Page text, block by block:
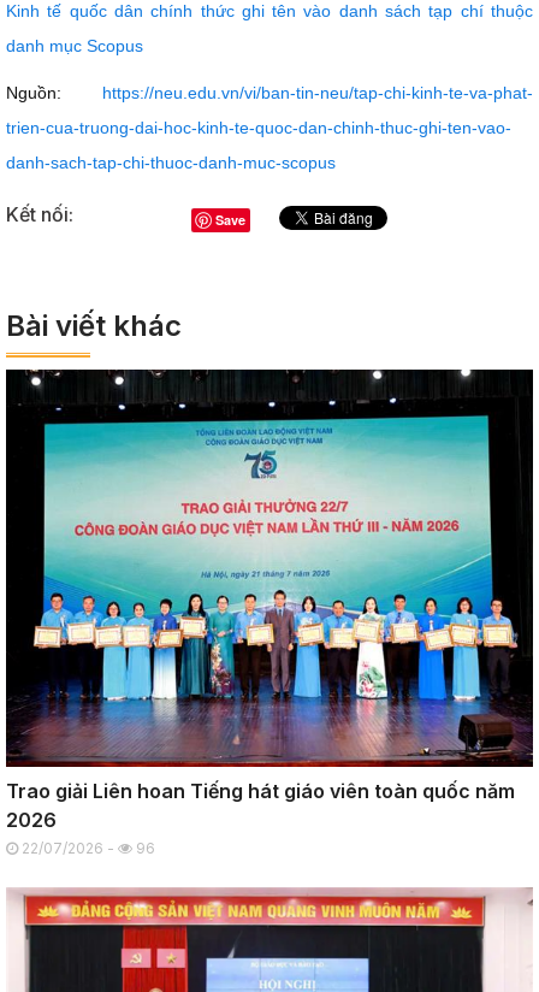
Kinh tế quốc dân chính thức ghi tên vào danh sách tạp chí thuộc
danh mục Scopus
Nguồn: https://neu.edu.vn/vi/ban-tin-neu/tap-chi-kinh-te-va-phat-
trien-cua-truong-dai-hoc-kinh-te-quoc-dan-chinh-thuc-ghi-ten-vao-
danh-sach-tap-chi-thuoc-danh-muc-scopus
Kết nối: Save
Bài viết khác
Trao giải Liên hoan Tiếng hát giáo viên toàn quốc năm
2026
22/07/2026 - 96